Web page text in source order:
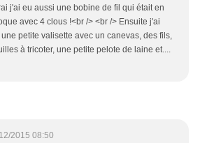
j'ai eu aussi une bobine de fil qui était en
avec 4 clous !<br /> <br /> Ensuite j'ai
petite valisette avec un canevas, des fils,
à tricoter, une petite pelote de laine et....
2015 08:50